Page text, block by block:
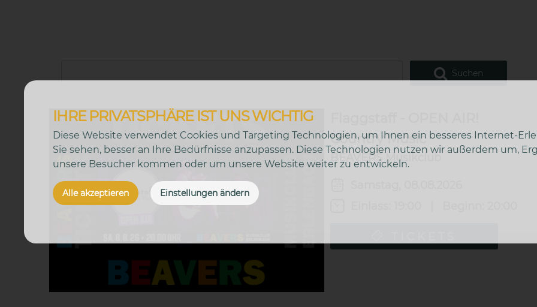
IHRE PRIVATSPHÄRE IST UNS WICHTIG
Diese Website verwendet Cookies und Targeting Technologien, um Ihnen ein besseres Internet-
Sie sehen, besser an Ihre Bedürfnisse anzupassen. Diese Technologien nutzen wir außerdem um,
unsere Besucher kommen oder um unsere Website weiter zu entwickeln.
Alle akzeptieren Einstellungen ändern
Suchen
Country Music
BEAVERS Musikclub